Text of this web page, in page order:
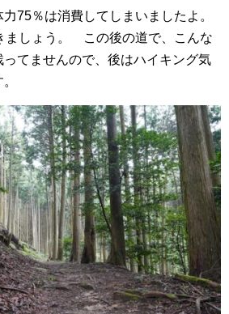
75％は消費してしまいましたよ。
ましょう。 この後の道で、こんな
てませんので、後はハイキング気